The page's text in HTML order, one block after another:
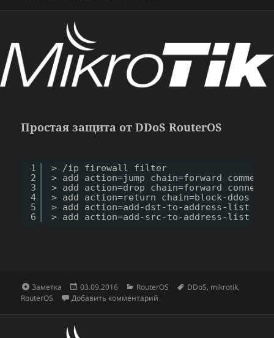
Простая защита от DDoS RouterOS
1
2
3
4
5
6
> /ip firewall filter
> add action=jump chain=forward comment=
> add action=drop chain=forward
> add action=return chain=block-ddos
> add action=add-dst-to-address-list
> add action=add-src-to-address-list
Формат
Заметка Опубликовано
03.09.2016 Рубрики
RouterOS Метки
DDoS, mikrotik,
RouterOS
Добавить комментарий